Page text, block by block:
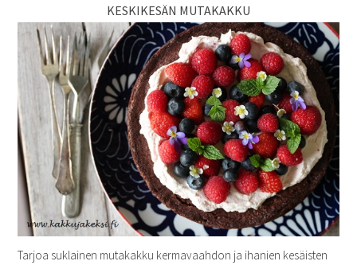
KESKIKESÄN MUTAKAKKU
Tarjoa suklainen mutakakku kermavaahdon ja ihanien kesäisten